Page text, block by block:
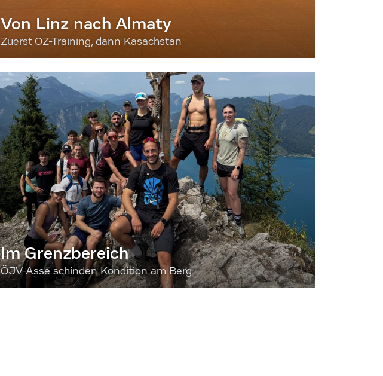
Von Linz nach Almaty
Zuerst OZ-Training, dann Kasachstan
Im Grenzbereich
ÖJV-Asse schinden Kondition am Berg